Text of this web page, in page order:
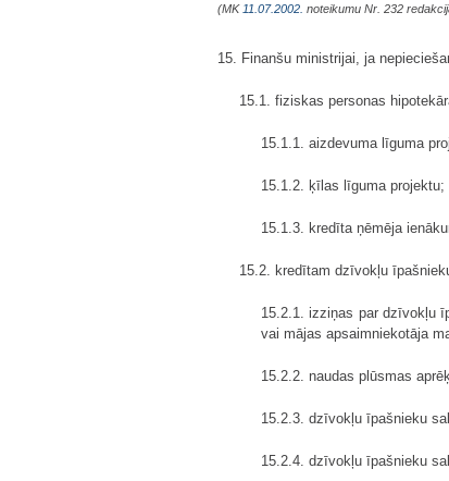
(MK 11.07.2002. noteikumu Nr. 232
15. Finanšu ministrijai, ja
15.1. fiziskas personas
15.1.1. aizdevuma līguma
15.1.2. ķīlas līguma projektu;
15.1.3. kredīta ņēmēja
15.2. kredītam dzīvokļu
15.2.1. izziņas par dzīvokļu
vai mājas apsaimniekotāja
15.2.2. naudas plūsmas
15.2.3. dzīvokļu īpašnieku
15.2.4. dzīvokļu īpašnieku